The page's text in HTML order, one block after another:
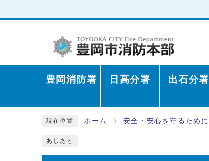
豊岡消防署 日高分署 出石分署
現在位置 ホーム 安全・安心を守るために
あしあと